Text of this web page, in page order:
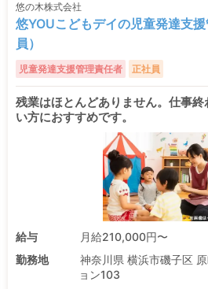
悠の木株式会社
悠YOUこどもデイの児童発達支
員）
児童発達支援管理責任者 正社員
残業はほとんどありません。仕事
い方におすすめです。
給与
月給210,000円〜
勤務地
神奈川県 横浜市磯子区
ョン103